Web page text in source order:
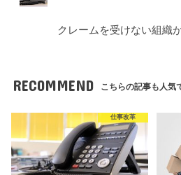
クレームを受けない組織
RECOMMEND こちらの記事も人気
仕事改革